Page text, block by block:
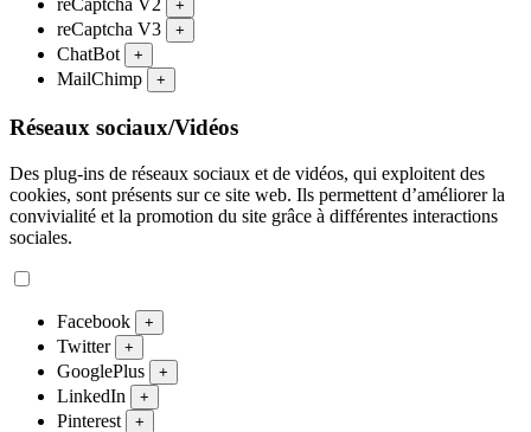
reCaptcha V2 +
reCaptcha V3 +
ChatBot +
MailChimp +
Réseaux sociaux/Vidéos
Des plug-ins de réseaux sociaux et de vidéos, qui exploitent des
cookies, sont présents sur ce site web. Ils permettent d’améliorer la
convivialité et la promotion du site grâce à différentes interactions
sociales.
Facebook +
Twitter +
GooglePlus +
LinkedIn +
Pinterest +